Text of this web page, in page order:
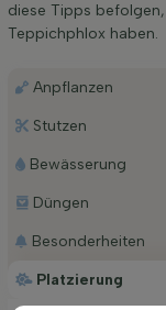
diese Tipps
Teppichphlox haben.
Platzierung
Anpflanzen
Stutzen
Bewässerung
Düngen
Besonderheiten